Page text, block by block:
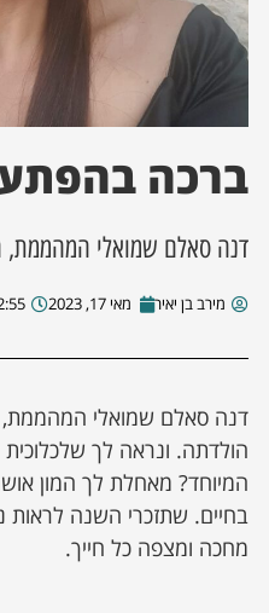
מסע מלחמה
מקומית
עסקים
ברכה
דנה סאלם שמואלי המהממת,
מירב בן יאיר מאי 17, 2023 pm
דנה סאלם שמואלי
הולדתה. ונראה לך
המיוחד? מאחלת לך המון
בחיים. שתזכרי השנה
מחכה ומצפה כל חייך.